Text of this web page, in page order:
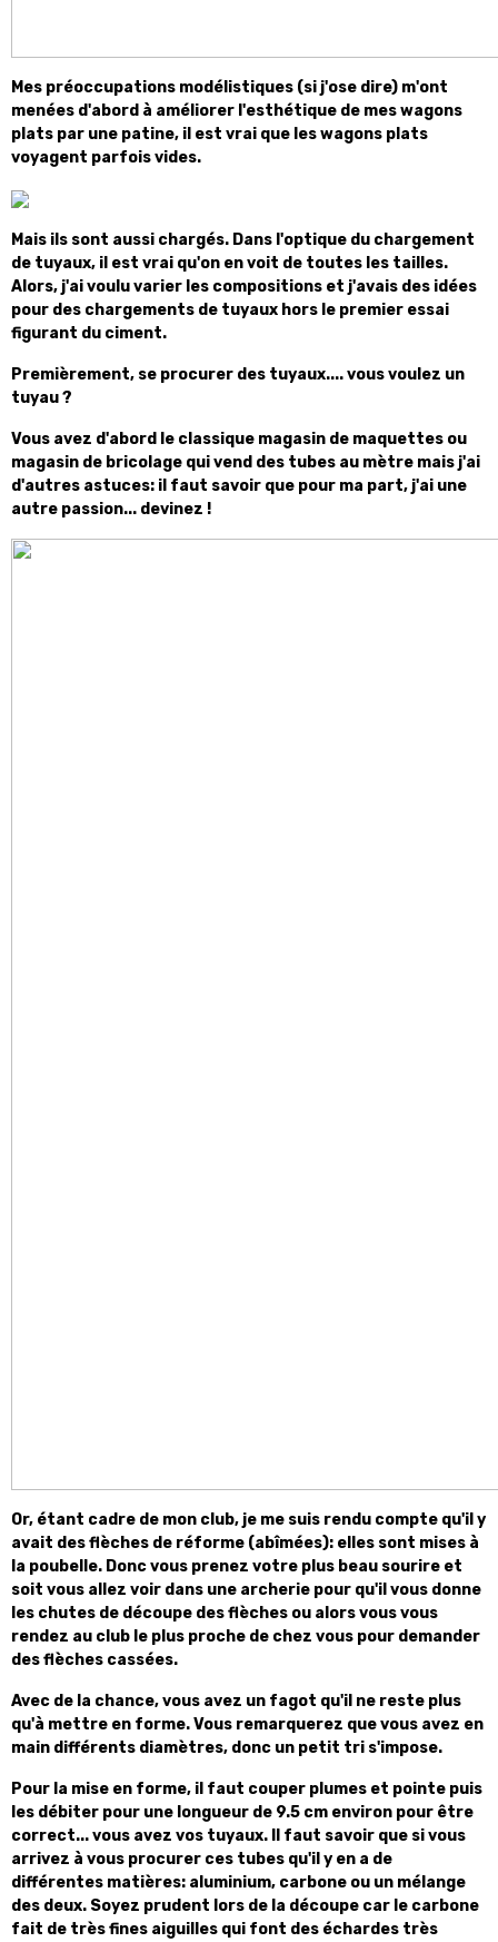
Mes préoccupations modélistiques (si j'ose dire) m'ont
menées d'abord à améliorer l'esthétique de mes wagons
plats par une patine, il est vrai que les wagons plats
voyagent parfois vides.
Mais ils sont aussi chargés. Dans l'optique du chargement
de tuyaux, il est vrai qu'on en voit de toutes les tailles.
Alors, j'ai voulu varier les compositions et j'avais des idées
pour des chargements de tuyaux hors le premier essai
figurant du ciment.
Premièrement, se procurer des tuyaux.... vous voulez un
tuyau ?
Vous avez d'abord le classique magasin de maquettes ou
magasin de bricolage qui vend des tubes au mètre mais j'ai
d'autres astuces: il faut savoir que pour ma part, j'ai une
autre passion... devinez !
Or, étant cadre de mon club, je me suis rendu compte qu'il y
avait des flèches de réforme (abîmées): elles sont mises à
la poubelle. Donc vous prenez votre plus beau sourire et
soit vous allez voir dans une archerie pour qu'il vous donne
les chutes de découpe des flèches ou alors vous vous
rendez au club le plus proche de chez vous pour demander
des flèches cassées.
Avec de la chance, vous avez un fagot qu'il ne reste plus
qu'à mettre en forme. Vous remarquerez que vous avez en
main différents diamètres, donc un petit tri s'impose.
Pour la mise en forme, il faut couper plumes et pointe puis
les débiter pour une longueur de 9.5 cm environ pour être
correct... vous avez vos tuyaux. Il faut savoir que si vous
arrivez à vous procurer ces tubes qu'il y en a de
différentes matières: aluminium, carbone ou un mélange
des deux. Soyez prudent lors de la découpe car le carbone
fait de très fines aiguilles qui font des échardes très